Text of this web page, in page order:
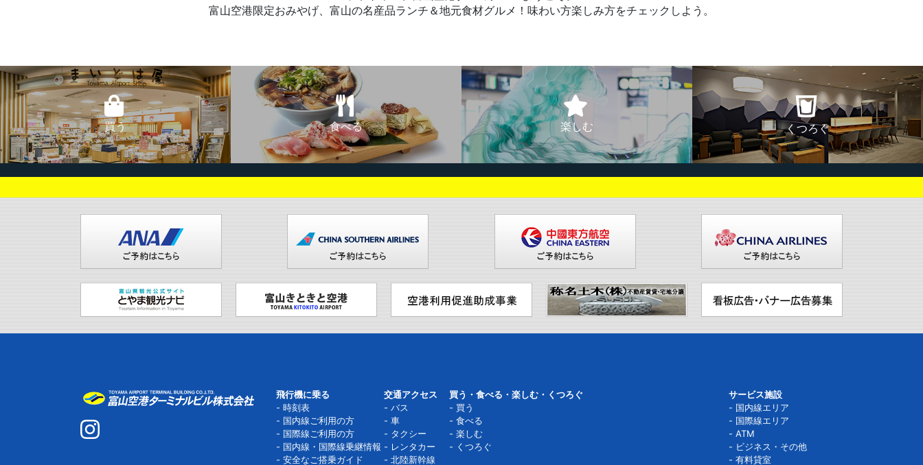
富山空港限定おみやげ、富山の名産品ランチ＆地元食材グルメ！味わい方楽しみ方をチェックしよう。
買う 食べる 楽しむ くつろぐ
飛行機に乗る
時刻表
国内線ご利用の方
国際線ご利用の方
国内線・国際線乗継情報
安全なご搭乗ガイド
交通アクセス
バス
車
タクシー
レンタカー
北陸新幹線
買う・食べる・楽しむ・くつろぐ
買う
食べる
楽しむ
くつろぐ
サービス施設
国内線エリア
国際線エリア
ATM
ビジネス・その他
有料貸室